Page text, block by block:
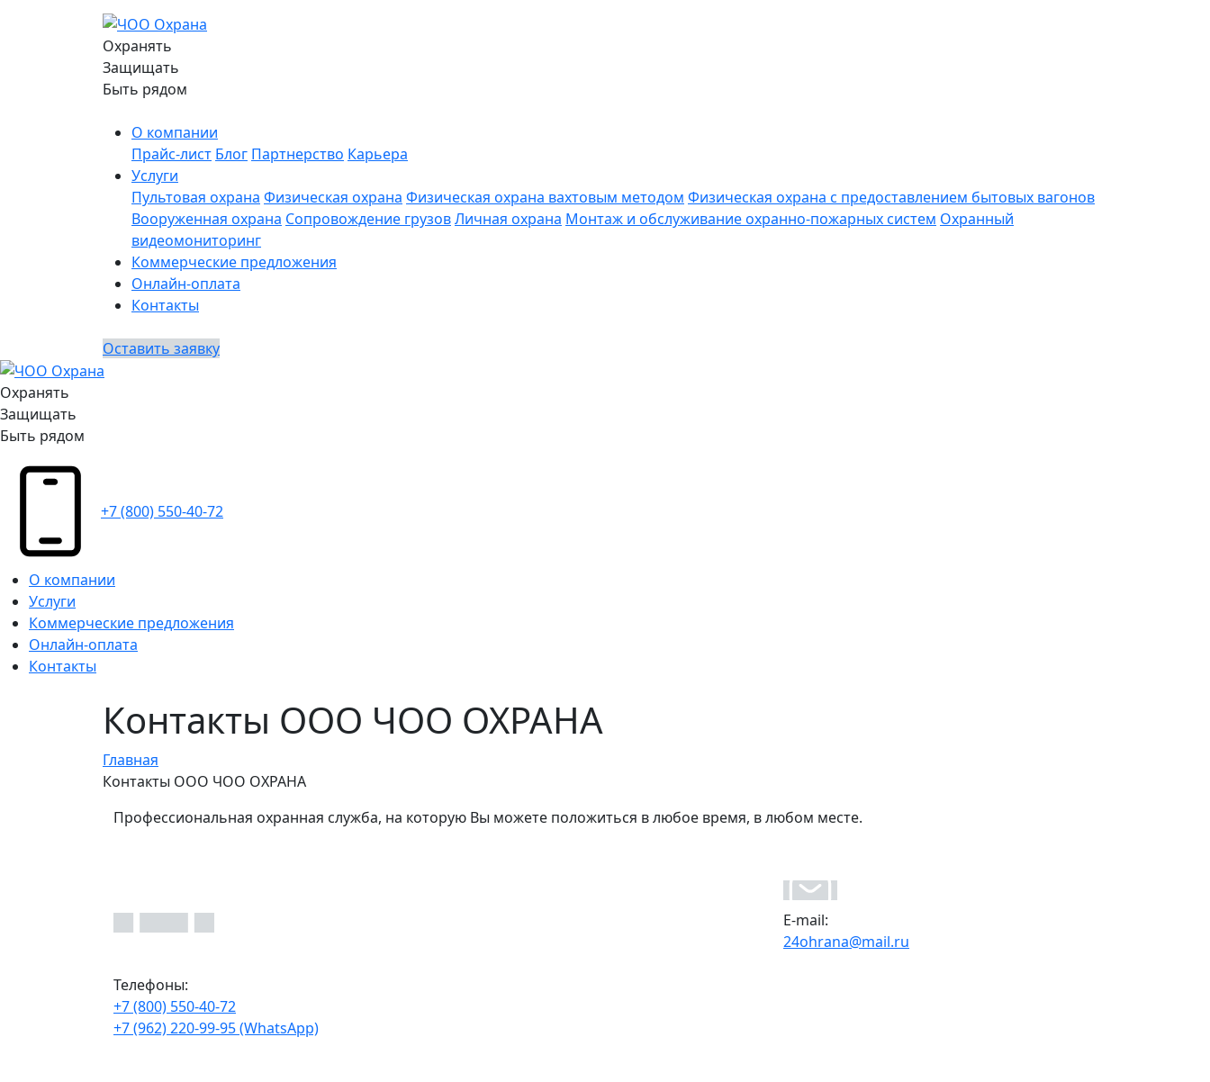
Охранять
Защищать
Быть рядом
О компании
Прайс-лист Блог Партнерство Карьера
Услуги
Пультовая охрана Физическая охрана Физическая охрана вахтовым методом Физическая охрана с предоставлением бытовых вагонов
Вооруженная охрана Сопровождение грузовЛичная охрана Монтаж и обслуживание охранно-пожарных систем Охранный
видеомониторинг
Коммерческие предложения
Онлайн-оплата
Контакты
Оставить заявку
Охранять
Защищать
Быть рядом
+7 (800) 550-40-72
О компании
Услуги
Коммерческие предложения
Онлайн-оплата
Контакты
Контакты ООО ЧОО ОХРАНА
Главная
Контакты ООО ЧОО ОХРАНА
Профессиональная охранная служба, на которую Вы можете положиться в любое время, в любом месте.
Телефоны:
+7 (800) 550-40-72
+7 (962) 220-99-95 (WhatsApp)
E-mail:
24ohrana@mail.ru